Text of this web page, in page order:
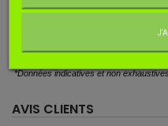
: CS-300, CS-301, CS-305, CS-
*Données indicatives et non
AVIS CLIENTS